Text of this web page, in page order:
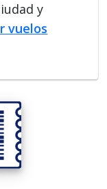
y
vuelos